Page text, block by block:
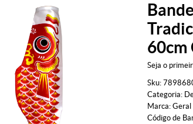
60cm
Seja o
Sku:
Categoria:
Marca: Geral
Código de